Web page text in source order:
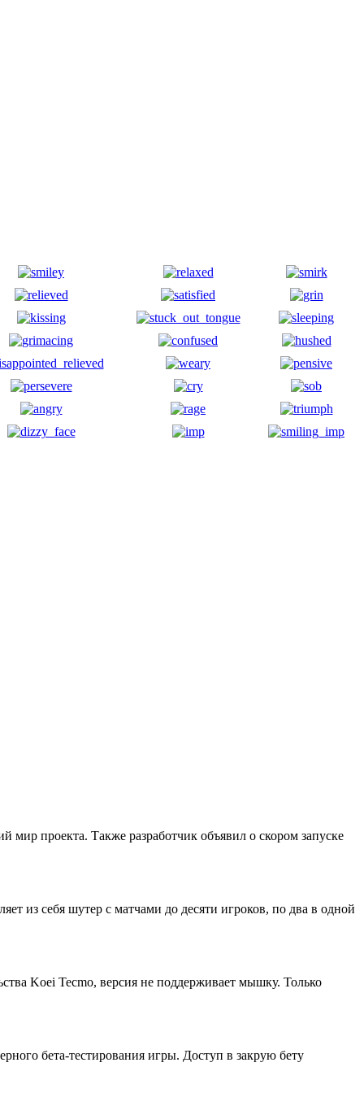
мир проекта. Также разработчик объявил о скором запуске
из себя шутер с матчами до десяти игроков, по два в одной
Koei Tecmo, версия не поддерживает мышку. Только
бета-тестирования игры. Доступ в закрую бету